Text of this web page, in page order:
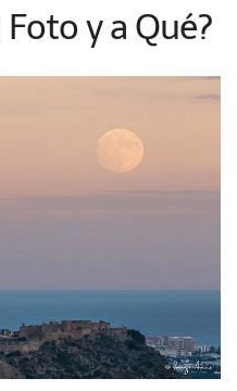
y a Qué?